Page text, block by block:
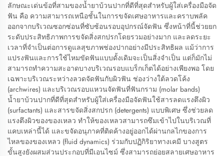
ลักษณะเด่นข้อที่สามของน้ำยาบ้วนปากที่ดีที่สุดสำหรับผู้ใส่เครื่องมือจัด
ฟัน คือ ความสามารถเหนือชั้นในการขจัดเศษอาหารและคราบพลัค
ออกจากบริเวณซอกซ่อนที่ซับซ้อนรอบอุปกรณ์จัดฟัน ซึ่งหน้าที่นี้ช่วยยก
ระดับประสิทธิภาพการขจัดสิ่งสกปรกโดยรวมอย่างมาก และลดระยะ
เวลาที่จำเป็นต่อการดูแลสุขภาพช่องปากอย่างมีประสิทธิผล แม้ว่าการ
แปรงฟันและการใช้ไหมขัดฟันแบบดั้งเดิมจะเป็นสิ่งจำเป็น แต่ก็มักไม่
สามารถทำความสะอาดบางบริเวณรอบแบร็กเก็ตได้อย่างเพียงพอ โดย
เฉพาะบริเวณระหว่างลวดจัดฟันกับผิวฟัน ช่องว่างใต้ลวดโค้ง
(archwires) และบริเวณรอบแหวนจัดฟันที่ฟันกราม (molar bands)
น้ำยาบ้วนปากที่ดีที่สุดสำหรับผู้ใส่เครื่องมือจัดฟันใช้สารลดแรงตึงผิว
(surfactants) และสารขจัดสิ่งสกปรก (detergents) แบบพิเศษ ซึ่งช่วยลด
แรงตึงผิวของของเหลว ทำให้ของเหลวสามารถซึมเข้าไปในบริเวณที่
แคบเหล่านี้ได้ และขจัดอนุภาคที่ติดค้างอยู่ออกได้ผ่านกลไกของการ
ไหลของของเหลว (fluid dynamics) ร่วมกับปฏิกิริยาทางเคมี บางสูตร
ขั้นสูงยังผสมส่วนประกอบที่มีเอนไซม์ ซึ่งสามารถย่อยสลายเศษอาหาร